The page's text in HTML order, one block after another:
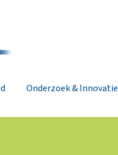
Onderzoek & Innovatie